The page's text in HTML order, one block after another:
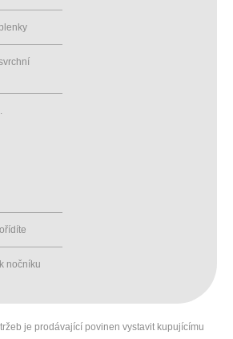
nočníku
je prodávající povinen vystavit kupujícímu